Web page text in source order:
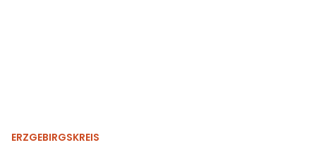
ERZGEBIRGSKREIS